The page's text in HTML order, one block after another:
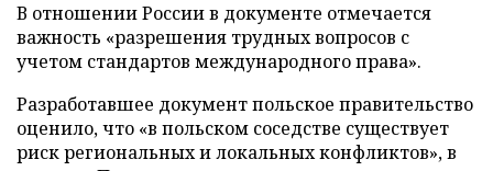
В отношении России в документе отмечается
важность «разрешения трудных вопросов с
учетом стандартов международного права».
Разработавшее документ польское правительство
оценило, что «в польском соседстве существует
риск региональных и локальных конфликтов», в